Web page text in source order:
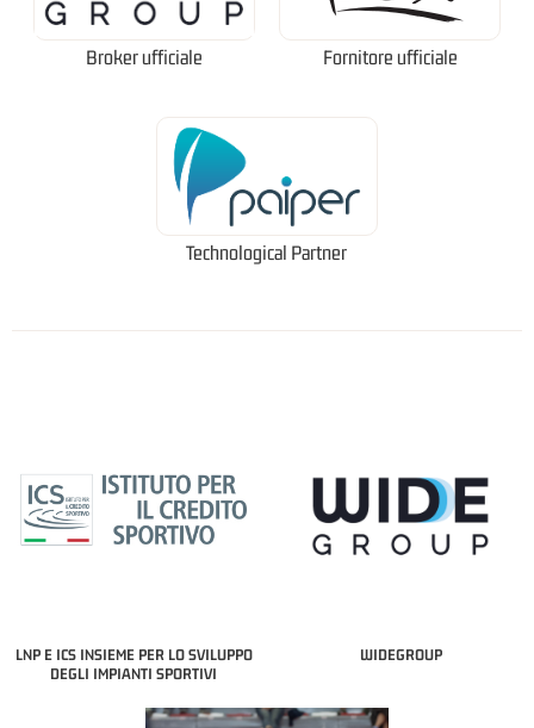
Broker ufficiale Fornitore ufficiale
Technological Partner
LNP E ICS INSIEME PER LO SVILUPPO
DEGLI IMPIANTI SPORTIVI
WIDEGROUP